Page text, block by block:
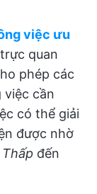
việc ưu
quan
phép các
việc cần
có thể giải
được nhờ
Thấp đến